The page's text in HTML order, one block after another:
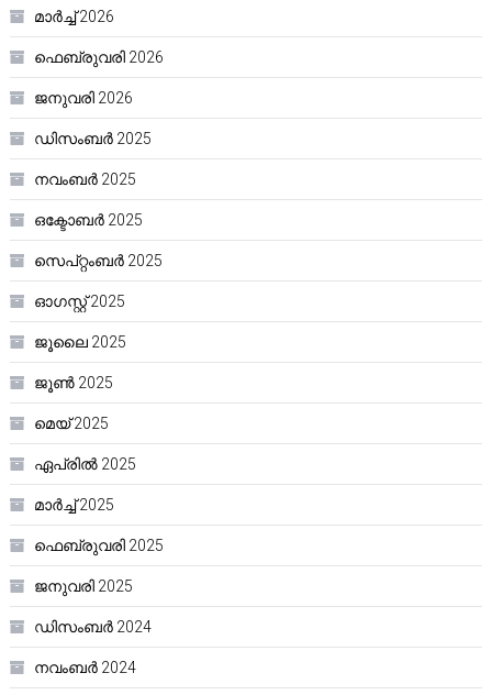
മാർച്ച്‌ 2026
ഫെബ്രുവരി 2026
ജനുവരി 2026
ഡിസംബർ 2025
നവംബർ 2025
ഒക്ടോബർ 2025
സെപ്റ്റംബർ 2025
ഓഗസ്റ്റ്‌ 2025
ജൂലൈ 2025
ജൂൺ 2025
മെയ്‌ 2025
ഏപ്രിൽ 2025
മാർച്ച്‌ 2025
ഫെബ്രുവരി 2025
ജനുവരി 2025
ഡിസംബർ 2024
നവംബർ 2024